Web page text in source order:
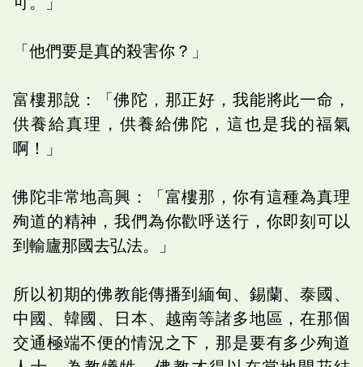
「他們要是真的殺害你？」
富樓那說：「佛陀，那正好，我能將此一命，
供養給真理，供養給佛陀，這也是我的福氣
啊！」
佛陀非常地高興：「富樓那，你有這種為真理
殉道的精神，我們為你歡呼送行，你即刻可以
到輸廬那國去弘法。」
所以初期的佛教能傳播到緬甸、錫蘭、泰國、
中國、韓國、日本、越南等諸多地區，在那個
交通極端不便的情況之下，那是要有多少殉道